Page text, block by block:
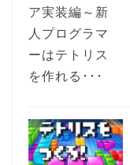
ア実装編～新
人プログラマ
ーはテトリス
を作れる･･･